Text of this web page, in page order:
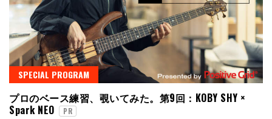
SPECIAL PROGRAM
プロのベース練習、覗いてみた。第9回：KOBY SHY ×
Spark NEO
PR